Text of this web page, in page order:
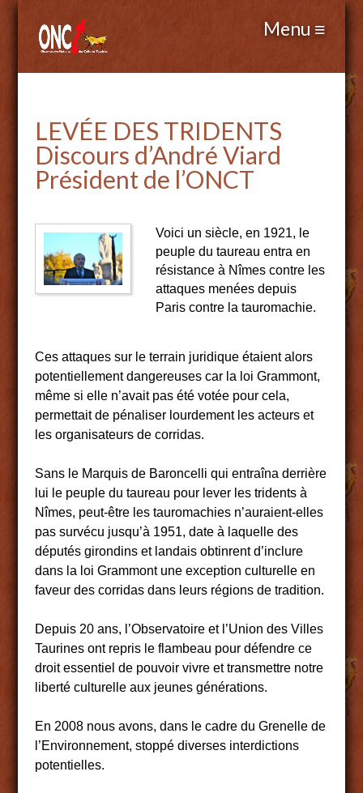
LEVÉE DES TRIDENTS
Discours d’André Viard
Président de l’ONCT
Voici un siècle, en 1921, le
peuple du taureau entra en
résistance à Nîmes contre les
attaques menées depuis
Paris contre la tauromachie.
Ces attaques sur le terrain juridique étaient alors
potentiellement dangereuses car la loi Grammont,
même si elle n’avait pas été votée pour cela,
permettait de pénaliser lourdement les acteurs et
les organisateurs de corridas.
Sans le Marquis de Baroncelli qui entraîna derrière
lui le peuple du taureau pour lever les tridents à
Nîmes, peut-être les tauromachies n’auraient-elles
pas survécu jusqu’à 1951, date à laquelle des
députés girondins et landais obtinrent d’inclure
dans la loi Grammont une exception culturelle en
faveur des corridas dans leurs régions de tradition.
Depuis 20 ans, l’Observatoire et l’Union des Villes
Taurines ont repris le flambeau pour défendre ce
droit essentiel de pouvoir vivre et transmettre notre
liberté culturelle aux jeunes générations.
En 2008 nous avons, dans le cadre du Grenelle de
l’Environnement, stoppé diverses interdictions
potentielles.